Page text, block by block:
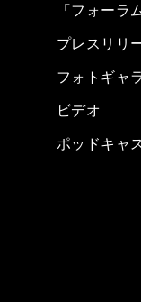
「フォーラ
プレスリリ
フォトギャ
ビデオ
ポッドキャ